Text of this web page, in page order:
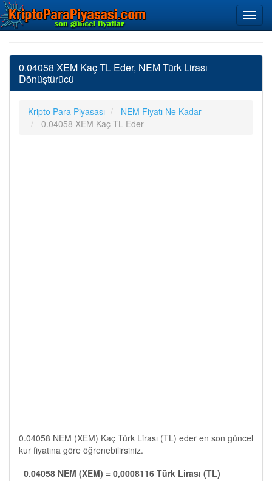
0.04058 XEM Kaç TL Eder, NEM Türk Lirası
Dönüştürücü
Kripto Para Piyasası
NEM Fiyatı Ne Kadar
0.04058 XEM Kaç TL Eder
0.04058 NEM (XEM) Kaç Türk Lirası (TL) eder en son güncel
kur fiyatına göre öğrenebilirsiniz.
0.04058 NEM (XEM) = 0,0008116 Türk Lirası (TL)